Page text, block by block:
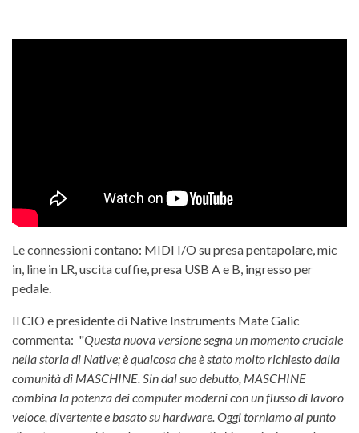
Le connessioni contano: MIDI I/O su presa pentapolare, mic
in, line in LR, uscita cuffie, presa USB A e B, ingresso per
pedale.
Il CIO e presidente di Native Instruments Mate Galic
commenta: "Questa nuova versione segna un momento cruciale
nella storia di Native; è qualcosa che è stato molto richiesto dalla
comunità di MASCHINE. Sin dal suo debutto, MASCHINE
combina la potenza dei computer moderni con un flusso di lavoro
veloce, divertente e basato su hardware. Oggi torniamo al punto